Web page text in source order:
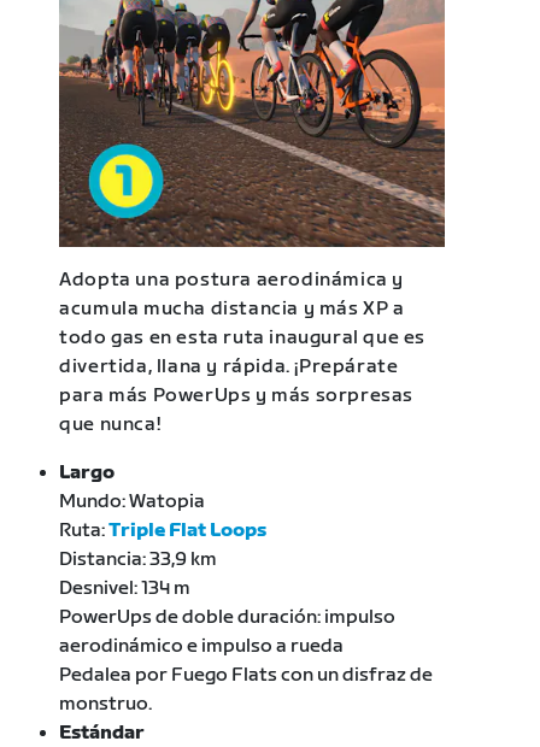
Adopta una postura aerodinámica y
acumula mucha distancia y más XP a
todo gas en esta ruta inaugural que es
divertida, llana y rápida. ¡Prepárate
para más PowerUps y más sorpresas
que nunca!
Largo
Mundo: Watopia
Ruta:Triple Flat Loops
Distancia: 33,9 km
Desnivel: 134 m
PowerUps de doble duración: impulso
aerodinámico e impulso a rueda
Pedalea por Fuego Flats con un disfraz de
monstruo.
Estándar